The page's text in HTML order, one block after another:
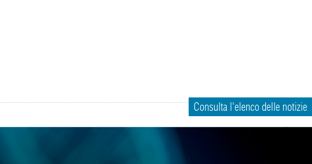
Consulta l'elenco delle notizie